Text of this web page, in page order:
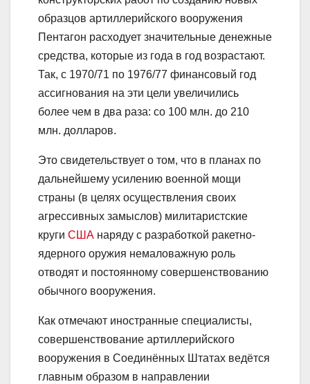
образцов артиллерийского вооружения
Пентагон расходует значительные денежные
средства, которые из года в год возрастают.
Так, с 1970/71 по 1976/77 финансовый год
ассигнования на эти цели увеличились
более чем в два раза: со 100 млн. до 210
млн. долларов.
Это свидетельствует о том, что в планах по
дальнейшему усилению военной мощи
страны (в целях осуществления своих
агрессивных замыслов) милитаристские
круги США наряду с разработкой ракетно-
ядерного оружия немаловажную роль
отводят и постоянному совершенствованию
обычного вооружения.
Как отмечают иностранные специалисты,
совершенствование артиллерийского
вооружения в Соединённых Штатах ведётся
главным образом в направлении